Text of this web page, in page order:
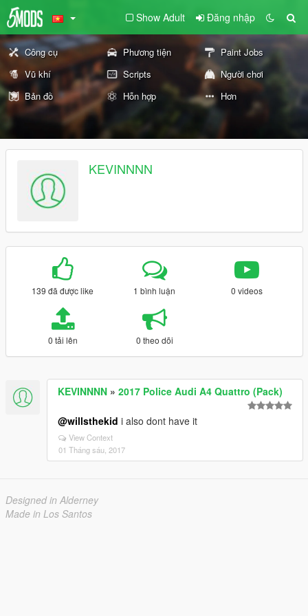
Show Adult Đăng nhập
Công cụ Phương tiện
Paint Jobs
Vũ khí
Scripts
Người chơi
Bản đồ
Hỗn hợp Hơn
KEVINNNN
139 đã được like 1 bình luận 0 videos
0 tải lên 0 theo dõi
KEVINNNN » 2017 Police Audi A4 Quattro (Pack)
@willsthekid i also dont have it
View Context
01 Tháng sáu, 2017
Designed in Alderney
Made in Los Santos